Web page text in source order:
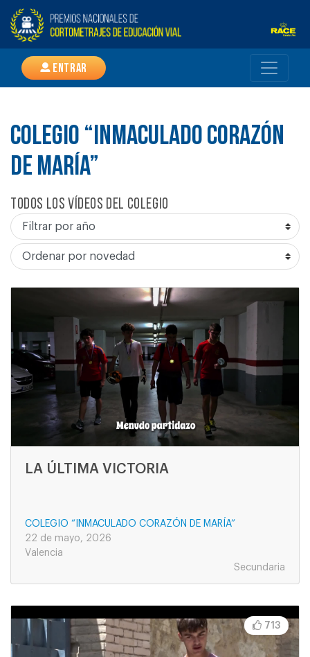
Entrar
COLEGIO “INMACULADO CORAZÓN
DE MARÍA”
Todos los vídeos del colegio
LA ÚLTIMA VICTORIA
COLEGIO “INMACULADO CORAZÓN DE MARÍA”
22 de mayo, 2026
Valencia
Secundaria
713